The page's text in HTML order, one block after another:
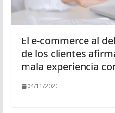
El e-commerce al
de los clientes
mala experiencia
04/11/2020